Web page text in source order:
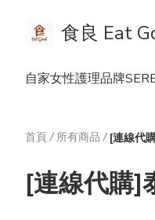
食良 Eat
自家女性護理品牌
首頁 / 所有商品 / [連線代
[連線代購]